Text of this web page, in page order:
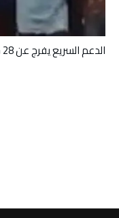
الدعم السريع يفرج عن 28 من عناصر الجيش